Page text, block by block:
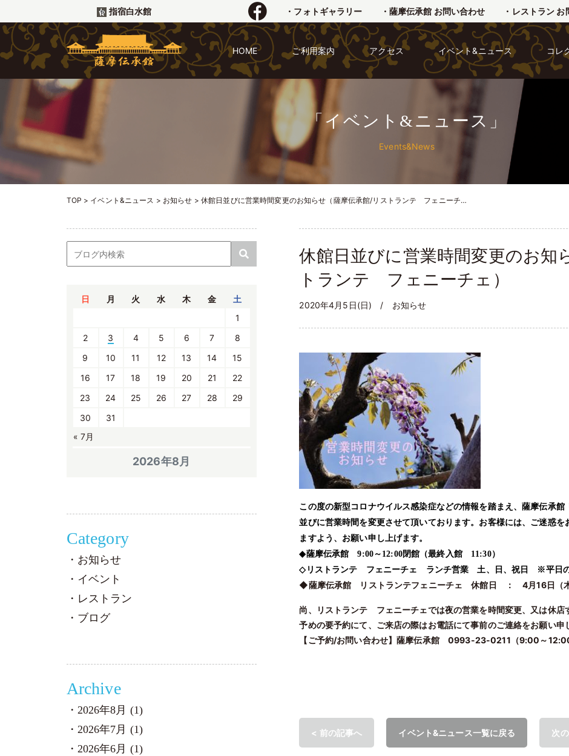
指宿白水館 ・フォトギャラリー ・薩摩伝承館 お問い合わせ ・レストラン
HOME ご利用案内 アクセス イベント&ニュース コレ
「イベント&ニュース」
Events&News
TOP > イベント&ニュース > お知らせ >休館日並びに営業時間変更のお知らせ（薩摩伝承館/リストランテ フェニーチ…
休館日並びに営業時間変更のお知
トランテ フェニーチェ）
2020年4月5日(日) / お知らせ
この度の新型コロナウイルス感染症などの情報を踏まえ、薩摩伝承
並びに営業時間を変更させて頂いております。 お客様には、ご迷惑を
ますよう、 お願い申し上げます。
◆薩摩伝承館 9:00～12:00閉館（最終入館 11:30）
◇リストランテ フェニーチェ ランチ営業 土、日、祝日 ※平日の
◆薩摩伝承館 リストランテフェニーチェ 休館日 ： 4月16日（
尚、リストランテ フェニーチェでは夜の営業を時間変更、又は休店
予めの要予約にて、ご来店の際はお電話にて事前のご連絡をお願い申
【ご予約/お問い合わせ】薩摩伝承館 0993-23-0211（9:00～12:00
< 前の記事へ イベント&ニュース一覧に戻る 次
2026年8月
日 月 火 水 木 金 土
« 7月
1
2
3 4 5 6 7
8
9
10 11 12 13 14
15
16
17 18 19 20 21
22
23
24 25 26 27 28
29
30
31
Category
お知らせ
イベント
レストラン
ブログ
Archive
2026年8月 (1)
2026年7月 (1)
2026年6月 (1)